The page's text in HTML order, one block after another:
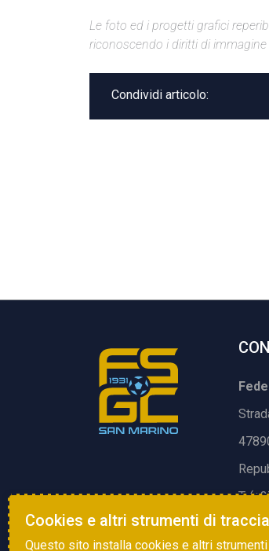
Le foto ed i progetti grafici
riconoscendo i diritti di immagine
Condividi articolo:
T.
E.
Cookies e altri strumenti di
Questo sito installa cookies e altri